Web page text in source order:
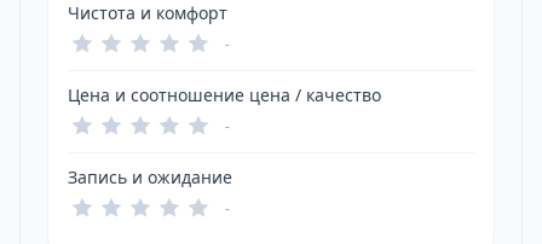
Чистота и комфорт
-
Цена и соотношение цена / качество
-
Запись и ожидание
-